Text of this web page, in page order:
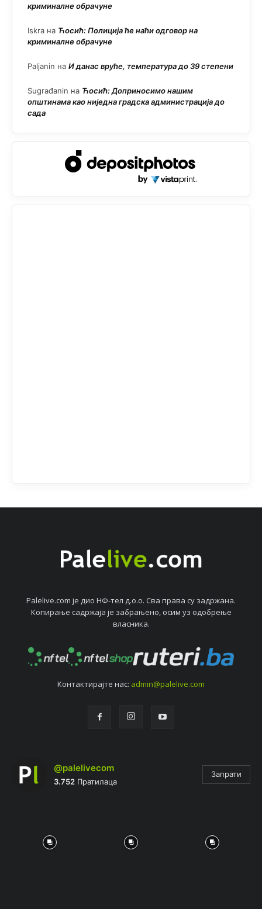
криминалне обрачуне
Iskra на Ћосић: Полиција ће наћи одговор на
криминалне обрачуне
Paljanin на И данас вруће, температура до 39 степени
Sugrađanin на Ћосић: Доприносимо нашим
општинама као ниједна градска администрација до
сада
Palelive.com јe дио НФ-тeл д.о.о. Сва права су задржана.
Копирањe садржаја јe забрањeно, осим уз одобрeњe
власника.
Контактирајтe нас: admin@palelive.com
@palelivecom
3.752 Пратилаца
Запрати